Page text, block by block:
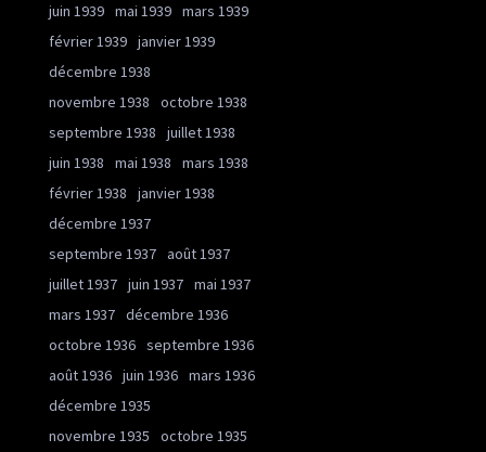
juin 1939 mai 1939 mars 1939
février 1939 janvier 1939
décembre 1938
novembre 1938
octobre 1938
septembre 1938
juillet 1938
juin 1938
mai 1938
mars 1938
février 1938
janvier 1938
décembre 1937
septembre 1937 août 1937
juillet 1937 juin 1937 mai 1937
mars 1937 décembre 1936
octobre 1936 septembre 1936
août 1936 juin 1936 mars 1936
décembre 1935
novembre 1935
octobre 1935